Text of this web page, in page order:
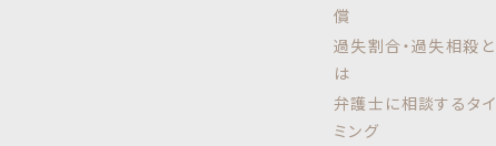
償
過失割合・過失相殺と
は
弁護士に相談するタイ
ミング